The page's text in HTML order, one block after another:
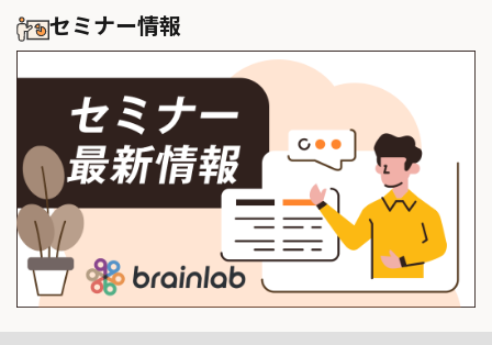
セミナー情報